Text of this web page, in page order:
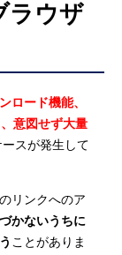
ラウザ
ロード機能、
意図せず大量
ースが発生して
リンクへのア
かないうちに
ことがありま